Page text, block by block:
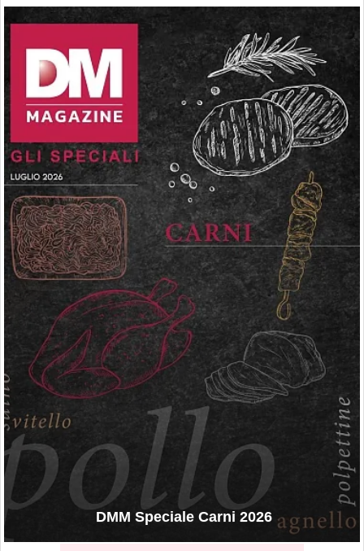
DMM Speciale Carni 2026